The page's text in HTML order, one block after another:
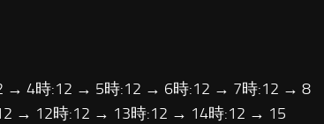
→ 4時:12 → 5時:12 → 6時:12 → 7時:12 → 8
→ 12時:12 → 13時:12 → 14時:12 → 15